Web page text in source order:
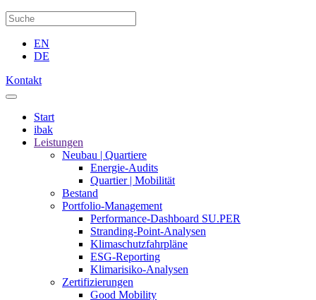
EN
DE
Kontakt
Start
ibak
Leistungen
Neubau | Quartiere
Energie-Audits
Quartier | Mobilität
Bestand
Portfolio-Management
Performance-Dashboard SU.PER
Stranding-Point-Analysen
Klimaschutzfahrpläne
ESG-Reporting
Klimarisiko-Analysen
Zertifizierungen
Good Mobility